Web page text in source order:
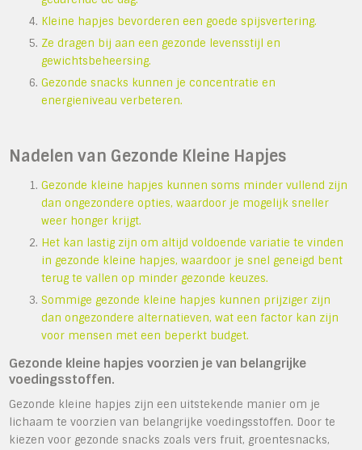
Kleine hapjes bevorderen een goede spijsvertering.
Ze dragen bij aan een gezonde levensstijl en
gewichtsbeheersing.
Gezonde snacks kunnen je concentratie en
energieniveau verbeteren.
Nadelen van Gezonde Kleine Hapjes
Gezonde kleine hapjes kunnen soms minder vullend zijn
dan ongezondere opties, waardoor je mogelijk sneller
weer honger krijgt.
Het kan lastig zijn om altijd voldoende variatie te vinden
in gezonde kleine hapjes, waardoor je snel geneigd bent
terug te vallen op minder gezonde keuzes.
Sommige gezonde kleine hapjes kunnen prijziger zijn
dan ongezondere alternatieven, wat een factor kan zijn
voor mensen met een beperkt budget.
Gezonde kleine hapjes voorzien je van belangrijke
voedingsstoffen.
Gezonde kleine hapjes zijn een uitstekende manier om je
lichaam te voorzien van belangrijke voedingsstoffen. Door te
kiezen voor gezonde snacks zoals vers fruit, groentesnacks,